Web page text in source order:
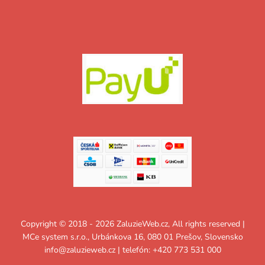
Copyright © 2018 - 2026 ZaluzieWeb.cz, All rights reserved |
MCe system s.r.o., Urbánkova 16, 080 01 Prešov, Slovensko
info@zaluzieweb.cz| telefón: +420 773 531 000